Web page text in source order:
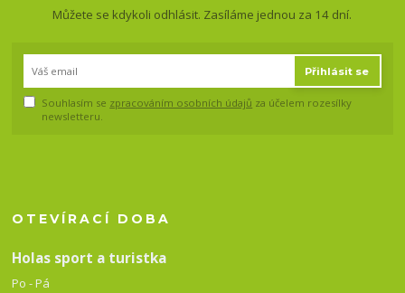
Můžete se kdykoli odhlásit. Zasíláme jednou za 14 dní.
Přihlásit se
Souhlasím se zpracováním osobních údajů za účelem rozesílky
newsletteru.
OTEVÍRACÍ DOBA
Holas sport a turistka
Po - Pá